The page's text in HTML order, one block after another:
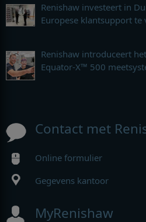
Renishaw investeert in
Europese klantsupport te
Renishaw introduceert
Equator-X™ 500
Contact met
Online formulier
Gegevens kantoor
MyRenishaw